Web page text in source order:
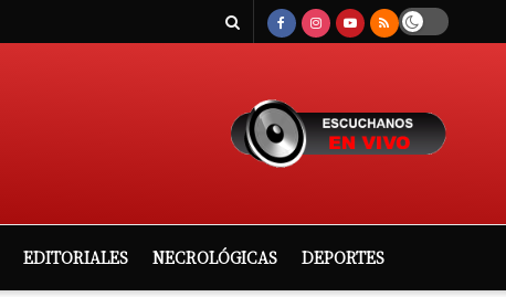
EDITORIALES NECROLÓGICAS DEPORTES